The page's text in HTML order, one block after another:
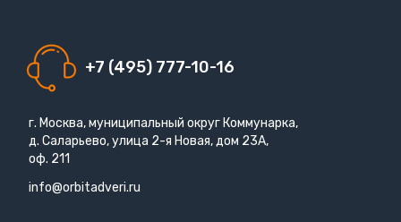
+7 (495) 777-10-16
г. Москва, муниципальный округ Коммунарка,
д. Саларьево, улица 2-я Новая, дом 23А,
оф. 211
info@orbitadveri.ru